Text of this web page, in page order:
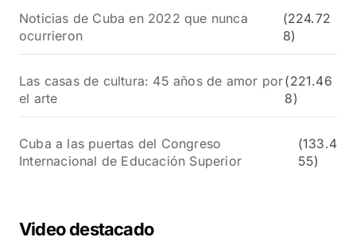
Noticias de Cuba en 2022 que nunca
ocurrieron
(224.72
8)
Las casas de cultura: 45 años de amor por
el arte
(221.46
8)
Cuba a las puertas del Congreso
Internacional de Educación Superior
(133.4
55)
Video destacado